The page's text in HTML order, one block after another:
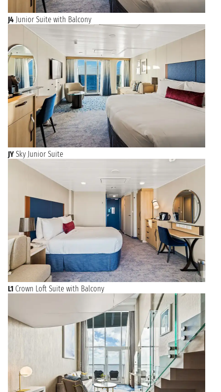
J4 Junior Suite with Balcony
JY Sky Junior Suite
L1 Crown Loft Suite with Balcony